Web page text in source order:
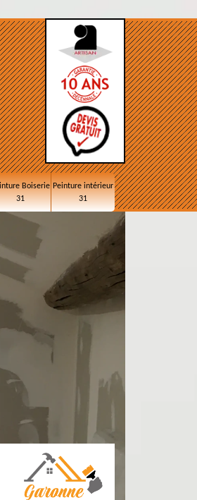
Boiserie
31
Peinture intérieur
31